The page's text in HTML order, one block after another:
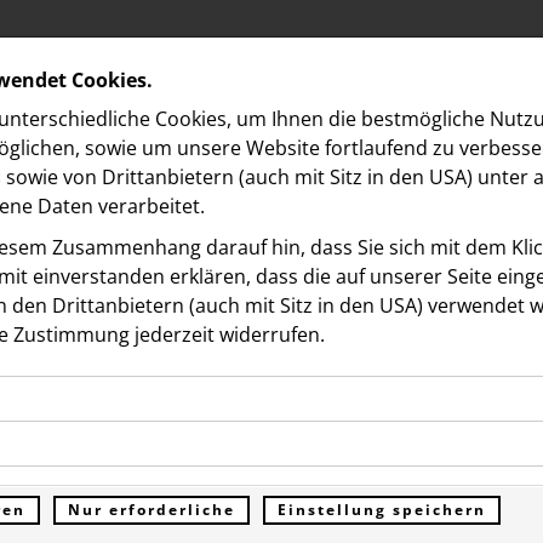
Media Forward Fund
Signal für den
Cookies.
Cookies, um Ihnen die best­mögliche
sowie um unsere Website fortlaufend zu
von Drittanbietern (auch mit Sitz in den USA) unter
Daten verarbeitet.
Zusammenhang darauf hin, dass Sie sich mit dem
ein­ver­standen erklären, dass die auf unserer Seite
den Drittanbietern (auch mit Sitz in den USA) verwendet
Zustimmung jederzeit widerrufen.
ermöglichen grundlegende Funktionen und sind für
der Website erforderlich. Diese Cookies
Daten und werden an keine Dritten übermittelt.
erfassen Informationen anonym. Diese Informationen
unsere Besucher unsere Website nutzen.
Nur erforderliche Einstellung speichern